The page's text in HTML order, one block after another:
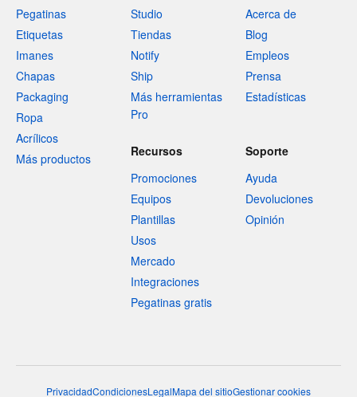
Pegatinas
Etiquetas
Imanes
Chapas
Packaging
Ropa
Acrílicos
Más productos
Studio
Tiendas
Notify
Ship
Más herramientas
Pro
Acerca de
Blog
Empleos
Prensa
Estadísticas
Recursos
Promociones
Equipos
Plantillas
Usos
Mercado
Integraciones
Pegatinas gratis
Soporte
Ayuda
Devoluciones
Opinión
PrivacidadCondicionesLegalMapa del sitioGestionar cookies